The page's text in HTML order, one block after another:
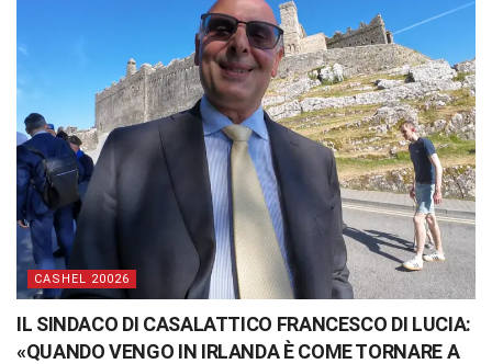
CASHEL 20026
IL SINDACO DI CASALATTICO FRANCESCO DI LUCIA:
«QUANDO VENGO IN IRLANDA È COME TORNARE A